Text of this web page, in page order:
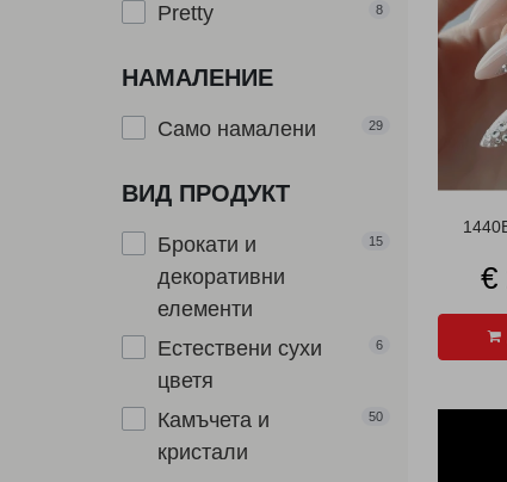
Pretty 8
НАМАЛЕНИЕ
Само намалени 29
ВИД ПРОДУКТ
Брокати и
декоративни
елементи
15
Естествени сухи
цветя
6
Камъчета и
кристали
50
€